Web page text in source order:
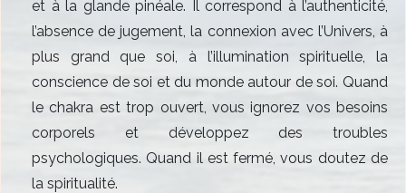
et à la glande pinéale. Il correspond à l’authenticité,
l’absence de jugement, la connexion avec l’Univers, à
plus grand que soi, à l’illumination​ spirituelle, la
conscience de soi et du monde autour de soi. Quand
le chakra est trop ouvert, vous ignorez vos besoins
corporels et développez des troubles
psychologiques. Quand il est fermé, vous doutez de
la spiritualité.